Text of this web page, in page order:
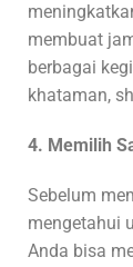
membuat
berbagai
khataman,
4. Memilih
Sebelum
mengetahui
Anda bisa